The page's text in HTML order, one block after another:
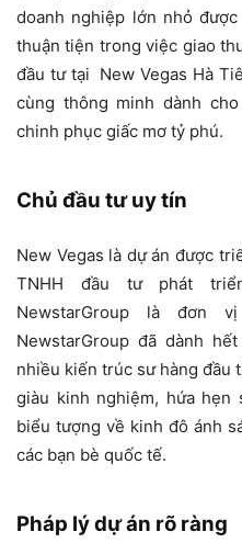
doanh nghiệp lớn nhỏ
thuận tiện trong việc giao
đầu tư tại New Vegas Hà
cùng thông minh dành
chinh phục giấc mơ tỷ phú.
Chủ đầu tư uy tín
New Vegas là dự án được
TNHH đầu tư phát
NewstarGroup là đơn
NewstarGroup đã dành
nhiều kiến trúc sư hàng đầu
giàu kinh nghiệm, hứa hẹn
biểu tượng về kinh đô ánh
các bạn bè quốc tế.
Pháp lý dự án rõ ràng